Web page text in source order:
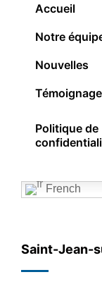
Accueil
Notre
Nouvelles
Politique de
French
Saint-Jean-